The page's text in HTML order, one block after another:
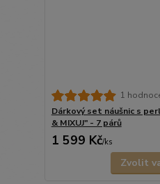
1
Dárkový set náušnic s
& MIXUJ" - 7 párů
1 599 Kč/ks
Zvolit